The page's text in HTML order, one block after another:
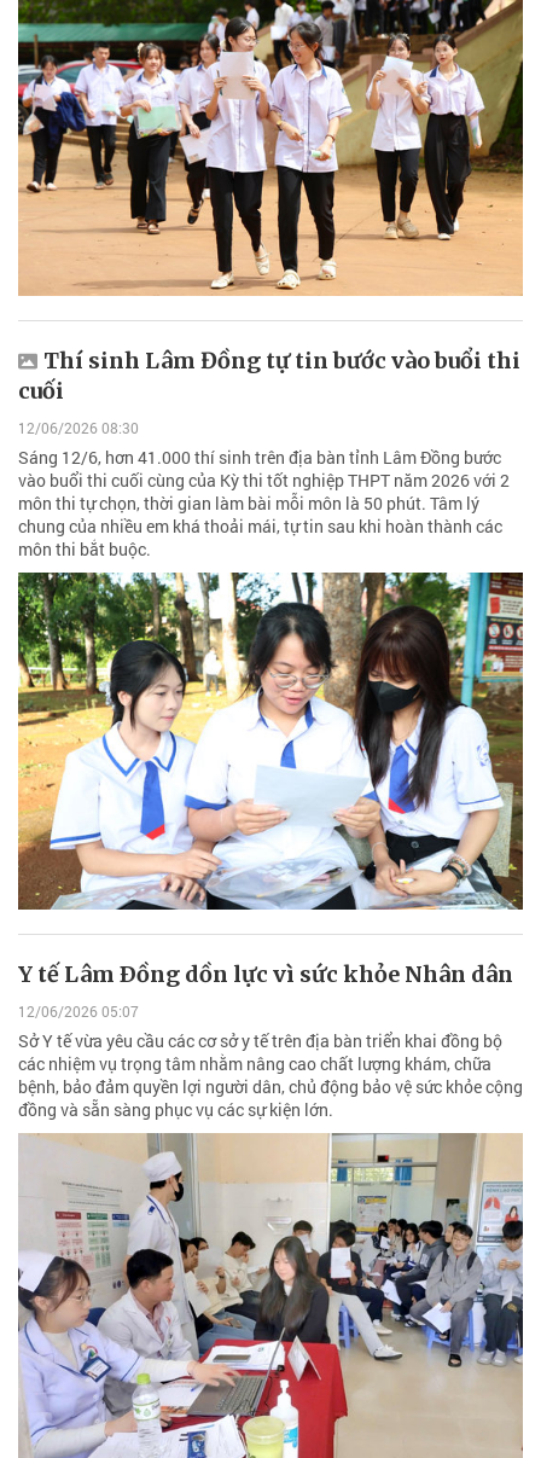
Thí sinh Lâm Đồng tự tin bước vào buổi thi
cuối
12/06/2026 08:30
Sáng 12/6, hơn 41.000 thí sinh trên địa bàn tỉnh Lâm Đồng bước
vào buổi thi cuối cùng của Kỳ thi tốt nghiệp THPT năm 2026 với 2
môn thi tự chọn, thời gian làm bài mỗi môn là 50 phút. Tâm lý
chung của nhiều em khá thoải mái, tự tin sau khi hoàn thành các
môn thi bắt buộc.
Y tế Lâm Ðồng dồn lực vì sức khỏe Nhân dân
12/06/2026 05:07
Sở Y tế vừa yêu cầu các cơ sở y tế trên địa bàn triển khai đồng bộ
các nhiệm vụ trọng tâm nhằm nâng cao chất lượng khám, chữa
bệnh, bảo đảm quyền lợi người dân, chủ động bảo vệ sức khỏe cộng
đồng và sẵn sàng phục vụ các sự kiện lớn.